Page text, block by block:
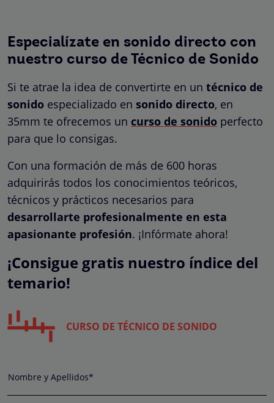
Especialízate en sonido directo con
nuestro curso de Técnico de Sonido
Si te atrae la idea de convertirte en un técnico de
sonido especializado en sonido directo, en
35mm te ofrecemos un curso de sonido perfecto
para que lo consigas.
Con una formación de más de 600 horas
adquirirás todos los conocimientos teóricos,
técnicos y prácticos necesarios para
desarrollarte profesionalmente en esta
apasionante profesión. ¡Infórmate ahora!
¡Consigue gratis nuestro índice del
temario!
CURSO DE TÉCNICO DE SONIDO
Nombre y Apellidos*